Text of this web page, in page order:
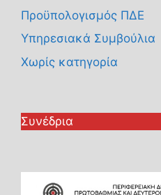
Προϋπολογισμός ΠΔΕ
Υπηρεσιακά Συμβούλια
Χωρίς κατηγορία
Συνέδρια